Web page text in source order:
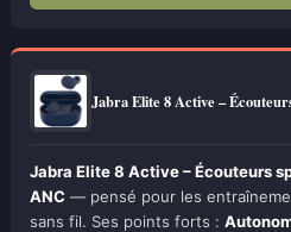
Jabra Elite 8 Active –
Jabra Elite 8 Active – Écouteurs
ANC — pensé pour les
sans fil. Ses points forts :